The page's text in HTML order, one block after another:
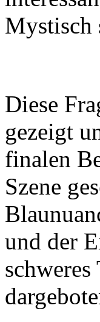
Mystisch
Diese
gezeigt
finalen
Szene
und der